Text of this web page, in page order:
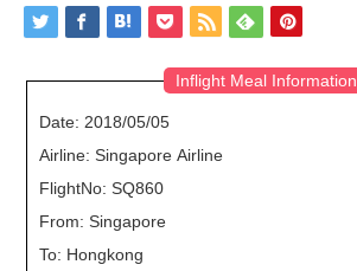
Inflight Meal Information
Date: 2018/05/05
Airline: Singapore Airline
FlightNo: SQ860
From: Singapore
To: Hongkong